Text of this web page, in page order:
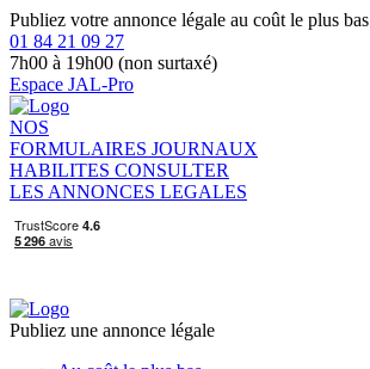
Publiez votre annonce légale au coût le plus bas
01 84 21 09 27
7h00 à 19h00 (non surtaxé)
Espace JAL-Pro
NOS
FORMULAIRES JOURNAUX
HABILITES CONSULTER
LES ANNONCES LEGALES
Publiez une annonce légale